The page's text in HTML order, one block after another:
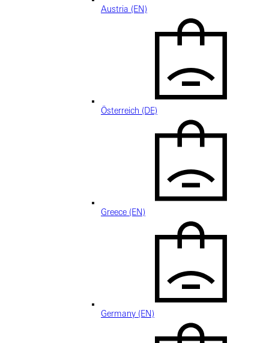
Austria (EN)
Österreich (DE)
Greece (EN)
Germany (EN)